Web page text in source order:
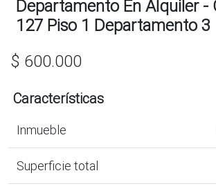
Departamento En Alquiler -
127 Piso 1 Departamento 3
$ 600.000
Características
Inmueble
Superficie total